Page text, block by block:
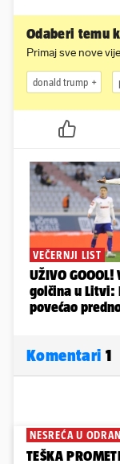
Odaberi temu
Primaj sve nove
donald trump
Komentari 1
NESREĆA U
TEŠKA